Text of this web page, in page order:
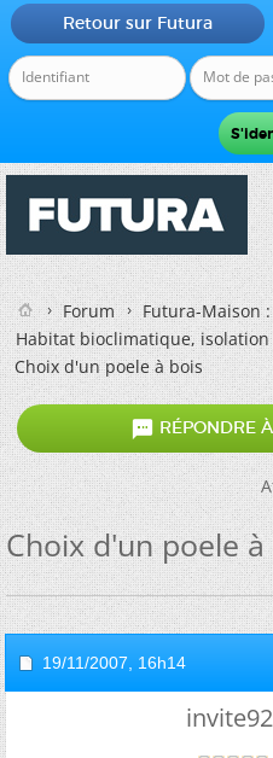
Retour sur Futura
Forum
Futura-Maison
Habitat bioclimatique,
Choix d'un poele à bois
 RÉPONDRE
Choix d'un poele à
19/11/2007, 16h14